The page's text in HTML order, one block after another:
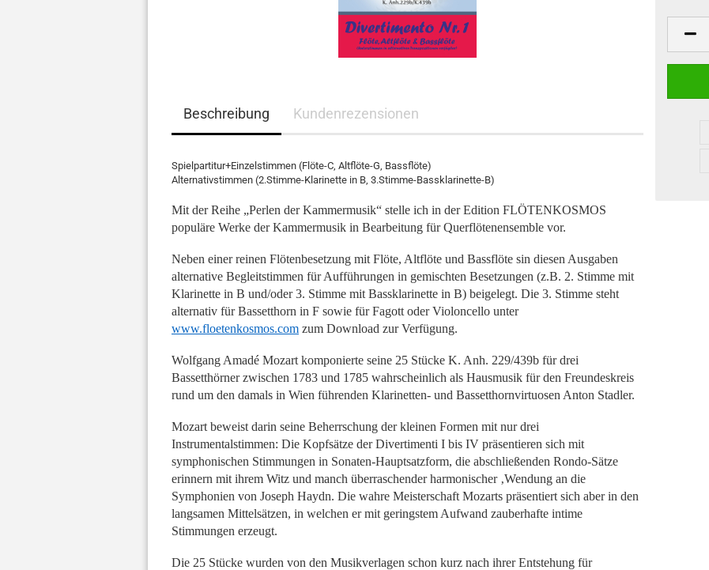
Alphorn und Blasorchester
Fagott und Blasorchester
Flöte und Blasorchester
Flügelhorn und
Blasorchester
Horn und Blasorchester
Klarinette und Blasorchester
Oboe und Blasorchester
Saxophon und
Blasorchester
Schlaginstrument und
Blasorchester
Tenorhorn und
Blasorchester
Trompete und
Tuba und Blasorchester
Holzbläser Quartett
Holzbläser Quintett
Holzbläser Sextett
Chormusik anzeigen
Chor a capella
Jagdhörner anzeigen
Jagdhörner
Bläserensemble
Blasorchester
Streichorchester
Beschreibung Kundenrezensionen
Spielpartitur+Einzelstimmen (Flöte-C, Altflöte-G, Bassflöte)
Alternativstimmen (2.Stimme-Klarinette in B, 3.Stimme-Bassklarinette-B)
Mit der Reihe „Perlen der Kammermusik“ stelle ich in der Edition FLÖTENKOSMOS
populäre Werke der Kammermusik in Bearbeitung für Querflötenensemble vor.
Neben einer reinen Flötenbesetzung mit Flöte, Altflöte und Bassflöte sin diesen Ausgaben
alternative Begleitstimmen für Aufführungen in gemischten Besetzungen (z.B. 2. Stimme mit
Klarinette in B und/oder 3. Stimme mit Bassklarinette in B) beigelegt. Die 3. Stimme steht
alternativ für Bassetthorn in F sowie für Fagott oder Violoncello unter
www.floetenkosmos.com zum Download zur Verfügung.
Wolfgang Amadé Mozart komponierte seine 25 Stücke K. Anh. 229/439b für drei
Bassetthörner zwischen 1783 und 1785 wahrscheinlich als Hausmusik für den Freundeskreis
rund um den damals in Wien führenden Klarinetten- und Bassetthornvirtuosen Anton Stadler.
Mozart beweist darin seine Beherrschung der kleinen Formen mit nur drei
Instrumentalstimmen: Die Kopfsätze der Divertimenti I bis IV präsentieren sich mit
symphonischen Stimmungen in Sonaten-Hauptsatzform, die abschließenden Rondo-Sätze
erinnern mit ihrem Witz und manch überraschender harmonischer ‚Wendung an die
Symphonien von Joseph Haydn. Die wahre Meisterschaft Mozarts präsentiert sich aber in den
langsamen Mittelsätzen, in welchen er mit geringstem Aufwand zauberhafte intime
Stimmungen erzeugt.
Die 25 Stücke wurden von den Musikverlagen schon kurz nach ihrer Entstehung für